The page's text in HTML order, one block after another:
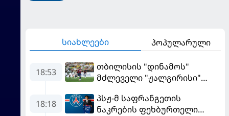
სიახლეები პოპულარული
18:53
თბილისის "დინამოს"
მძლეველი "ჟალგირისი"
განადგურდა
18:18
პსჟ-მ საფრანგეთის
ნაკრების ფეხბურთელი